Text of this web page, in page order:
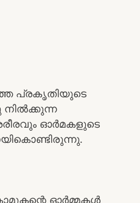
പ്രകൃതിയുടെ
ഓർമകളുടെ
ഓർമ്മകൾ